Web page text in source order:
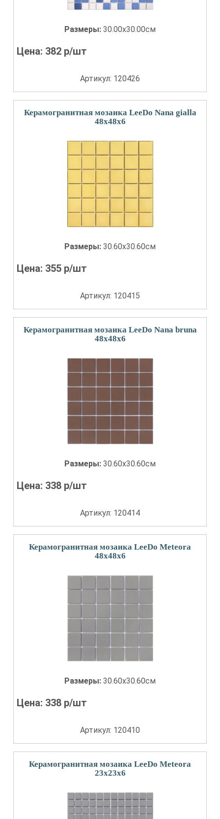
Размеры: 30.00x30.00см
Цена: 382 р/шт
Артикул: 120426
Керамогранитная мозаика LeeDo Nana gialla
48x48x6
Размеры: 30.60x30.60см
Цена: 355 р/шт
Артикул: 120415
Керамогранитная мозаика LeeDo Nana bruna
48x48x6
Размеры: 30.60x30.60см
Цена: 338 р/шт
Артикул: 120414
Керамогранитная мозаика LeeDo Meteora
48x48x6
Размеры: 30.60x30.60см
Цена: 338 р/шт
Артикул: 120410
Керамогранитная мозаика LeeDo Meteora
23x23x6